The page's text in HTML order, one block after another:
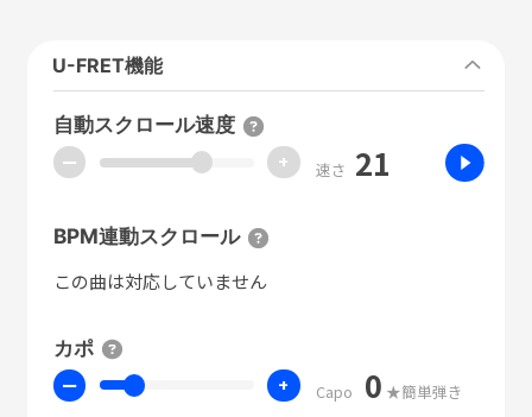
U-FRET機能
自動スクロール速度
ー + 速さ 21
BPM連動スクロール
この曲は対応していません
カポ
ー + Capo 0 ★簡単弾き